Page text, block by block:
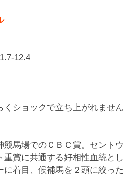
12.4
くショックで立ち上がれません
競馬場でのＣＢＣ賞。セントウ
重賞に共通する好相性血統とし
に着目、候補馬を２頭に絞った